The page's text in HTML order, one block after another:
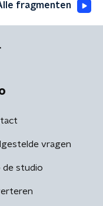
fragmenten
vragen
de studio